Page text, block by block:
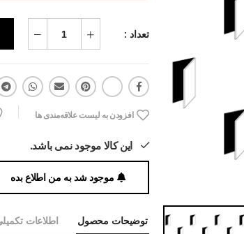
تعداد :
افزودن به لیست علاقه‌مندی ها
این کالا موجود نمی باشد.
موجود شد به من اطلاع بده
توضیحات محصول اطلاعات